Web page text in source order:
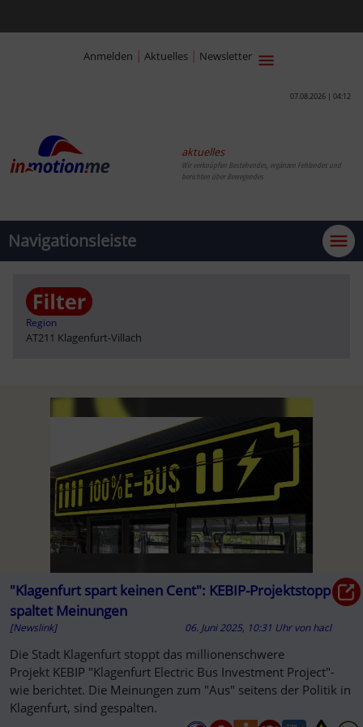
Anmelden | Aktuelles | Newsletter
07.08.2026 | 04:12
aktuelles
Wir verknüpfen Bestehendes, ergänzen Fehlendes und
berichten über Bewegendes
Navigationsleiste
Region
AT211 Klagenfurt-Villach
"Klagenfurt spart keinen Cent": KEBIP-Projektstopp
spaltet Meinungen
[Newslink] 06. Juni 2025, 10:31 Uhr vonhacl
Die Stadt Klagenfurt stoppt das millionenschwere
Projekt KEBIP "Klagenfurt Electric Bus Investment Project"-
wie berichtet. Die Meinungen zum "Aus" seitens der Politik in
Klagenfurt, sind gespalten.